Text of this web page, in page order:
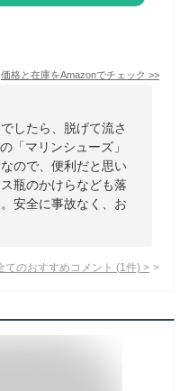
価格と在庫をAmazonでチェック >>
したら、脱げて流さ
「マリンシューズ」
ので、便利だと思い
瓶のかけらなども落
安全に事故なく、お
てのおすすめコメント (1 件) >